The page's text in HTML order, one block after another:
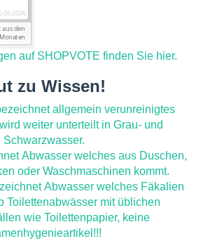
auf SHOPVOTE finden Sie hier.
zu Wissen!
allgemein verunreinigtes
weiter unterteilt in Grau- und
Schwarzwasser.
Abwasser welches aus Duschen,
oder Waschmaschinen kommt.
Abwasser welches Fäkalien
Toilettenabwässer mit üblichen
wie Toilettenpapier, keine